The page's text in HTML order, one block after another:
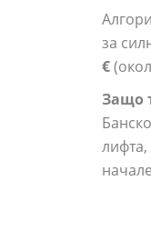
за
€
Защо